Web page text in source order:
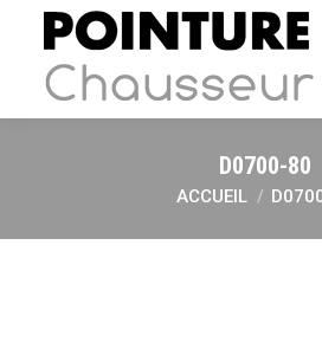
D0700-80
Vous êtes ici :
ACCUEIL